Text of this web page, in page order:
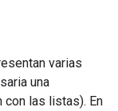
varias
una
con las listas). En